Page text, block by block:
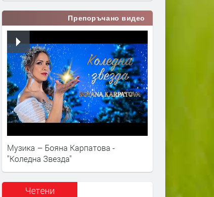
Препоръчано видео
Музика – Бояна Карпатова -
"Коледна Звезда"
Четени